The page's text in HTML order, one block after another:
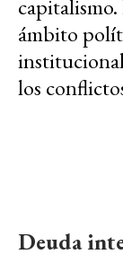
ámbito
los
Deuda